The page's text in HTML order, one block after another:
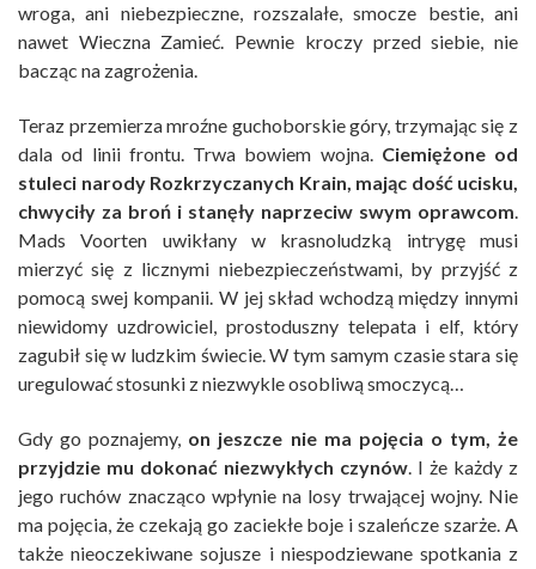
wroga, ani niebezpieczne, rozszalałe, smocze bestie, ani
nawet Wieczna Zamieć. Pewnie kroczy przed siebie, nie
bacząc na zagrożenia.
Teraz przemierza mroźne guchoborskie góry, trzymając się z
dala od linii frontu. Trwa bowiem wojna. Ciemiężone od
stuleci narody Rozkrzyczanych Krain, mając dość ucisku,
chwyciły za broń i stanęły naprzeciw swym oprawcom.
Mads Voorten uwikłany w krasnoludzką intrygę musi
mierzyć się z licznymi niebezpieczeństwami, by przyjść z
pomocą swej kompanii. W jej skład wchodzą między innymi
niewidomy uzdrowiciel, prostoduszny telepata i elf, który
zagubił się w ludzkim świecie. W tym samym czasie stara się
uregulować stosunki z niezwykle osobliwą smoczycą…
Gdy go poznajemy, on jeszcze nie ma pojęcia o tym, że
przyjdzie mu dokonać niezwykłych czynów. I że każdy z
jego ruchów znacząco wpłynie na losy trwającej wojny. Nie
ma pojęcia, że czekają go zaciekłe boje i szaleńcze szarże. A
także nieoczekiwane sojusze i niespodziewane spotkania z